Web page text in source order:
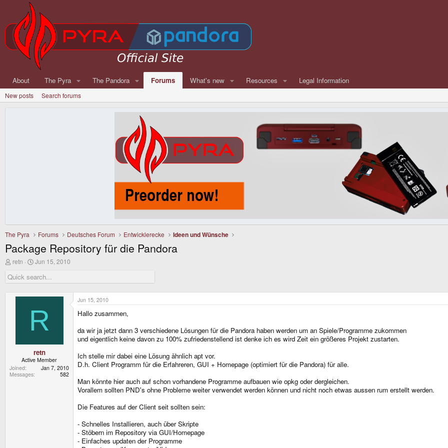
About The Pyra The Pandora Forums What's new Resources Legal Information
New posts Search forums
The Pyra Forums Deutsches Forum Entwicklerecke Ideen und Wünsche
Package Repository für die Pandora
T
r
e
retn
S
a
r
d
t
e
Jun 15, 2010
R
retn
Active Member
Joined
Jan 7, 2010
Messages
582
Jun 15, 2010
Hallo zusammen,
da wir ja jetzt dann 3 verschiedene Lösungen für die Pandora haben werden um an Spiele/Programme zukommen
und eigentlich keine davon zu 100% zufriedenstellend ist denke ich es wird Zeit ein größeres Projekt zustarten.
Ich stelle mir dabei eine Lösung ähnlich apt vor.
D.h. Client Programm für die Erfahreren, GUI + Homepage (optimiert für die Pandora) für alle.
Man könnte hier auch auf schon vorhandene Programme aufbauen wie opkg oder dergleichen.
Vorallem sollten PND's ohne Probleme weiter verwendet werden können und nicht noch etwas aussen rum erstellt werden.
Die Features auf der Client seit sollten sein:
- Schnelles Installieren, auch über Skripte
- Stöbern im Repository via GUI/Homepage
- Einfaches updaten der Programme